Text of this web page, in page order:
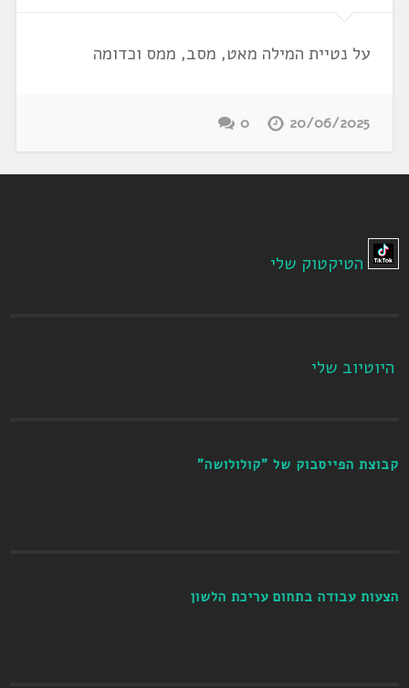
על נטיית המילה מאט, מסב, ממס וכדומה
20/06/2025
0
הטיקטוק שלי
היוטיוב שלי
קבוצת הפייסבוק של "קולולושה"
הצעות עבודה בתחום עריכת הלשון